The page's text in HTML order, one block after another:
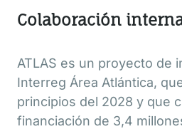
Colaboración
ATLAS es un proyecto de
Interreg Área Atlántica,
principios del 2028 y que
financiación de 3,4